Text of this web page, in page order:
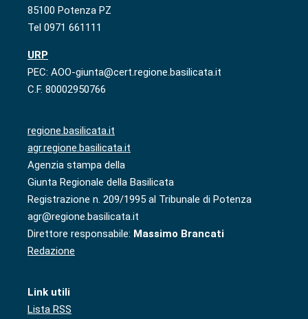
85100 Potenza PZ
Tel 0971 661111
URP
PEC: AOO-giunta@cert.regione.basilicata.it
C.F. 80002950766
regione.basilicata.it
agr.regione.basilicata.it
Agenzia stampa della
Giunta Regionale della Basilicata
Registrazione n. 209/1995 al Tribunale di Potenza
agr@regione.basilicata.it
Direttore responsabile: Massimo Brancati
Redazione
Link utili
Lista RSS